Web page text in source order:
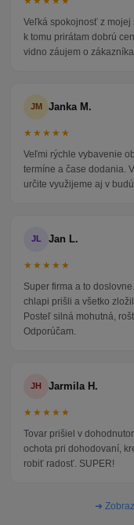
Veľká spokojnosť z mojej
k tomu prirátam dobrú
vidno záujem o
JM Janka M.
★★★★★
Veľmi rýchle vybavenie
termíne a čase dodania.
určite využijeme aj v
JL Jan L.
★★★★★
Super firma a to
chlapi prišli a všetko
Posteľ silná mohutná,
Odporúčam.
JH Jarmila H.
★★★★★
Tovar prišiel v
ochota pri dohodovaní,
robiť radosť. SUPER!
➜